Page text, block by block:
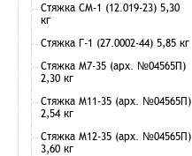
Стяжка СМ-1 (12.019-23) 5,30
кг
Стяжка Г-1 (27.0002-44) 5,85 кг
Стяжка М7-35 (арх. №04565П)
2,30 кг
Стяжка М11-35 (арх. №04565П)
2,54 кг
Стяжка М12-35 (арх. №04565П)
3,60 кг